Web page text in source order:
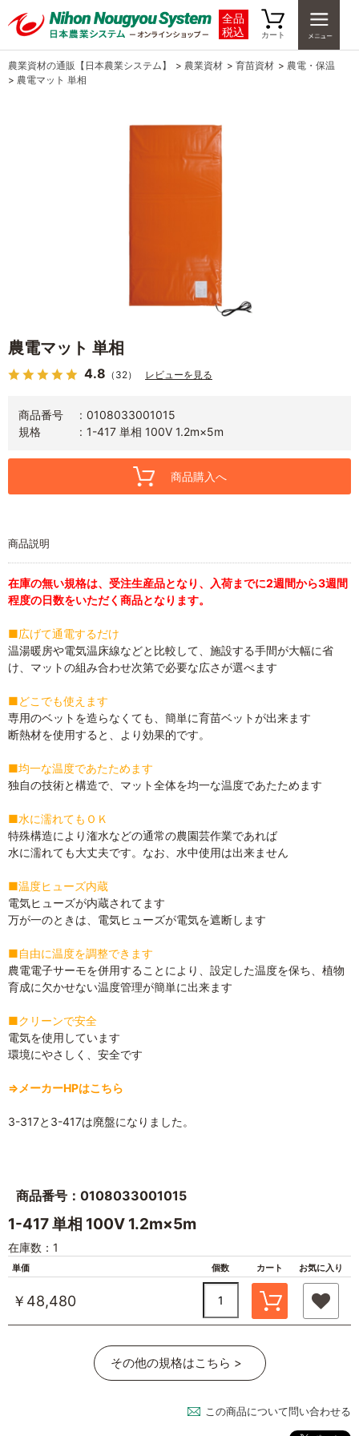
全品
税込
カート
農業資材の通販【日本農業システム】 > 農業資材 > 育苗資材 > 農電・保温
> 農電マット 単相
農電マット 単相
4.8 （32） レビューを見る
商品番号
0108033001015
規格
1-417 単相 100V 1.2m×5m
商品購入へ
商品説明
在庫の無い規格は、受注生産品となり、入荷までに2週間から3週間
程度の日数をいただく商品となります。
■広げて通電するだけ
温湯暖房や電気温床線などと比較して、施設する手間が大幅に省
け、マットの組み合わせ次第で必要な広さが選べます
■どこでも使えます
専用のベットを造らなくても、簡単に育苗ベットが出来ます
断熱材を使用すると、より効果的です。
■均一な温度であたためます
独自の技術と構造で、マット全体を均一な温度であたためます
■水に濡れてもＯＫ
特殊構造により潅水などの通常の農園芸作業であれば
水に濡れても大丈夫です。なお、水中使用は出来ません
■温度ヒューズ内蔵
電気ヒューズが内蔵されてます
万が一のときは、電気ヒューズが電気を遮断します
■自由に温度を調整できます
農電電子サーモを併用することにより、設定した温度を保ち、植物
育成に欠かせない温度管理が簡単に出来ます
■クリーンで安全
電気を使用しています
環境にやさしく、安全です
⇒メーカーHPはこちら
3-317と3-417は廃盤になりました。
商品番号：0108033001015
1-417 単相 100V 1.2m×5m
在庫数：1
単価 個数 カート お気に入り
￥48,480
その他の規格はこちら >
この商品について問い合わせる